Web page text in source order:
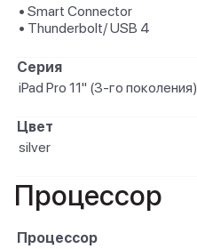
• Smart Connector
• Thunderbolt/ USB 4
Серия
iPad Pro 11" (3-го поколения)
Цвет
silver
Процессор
Процессор